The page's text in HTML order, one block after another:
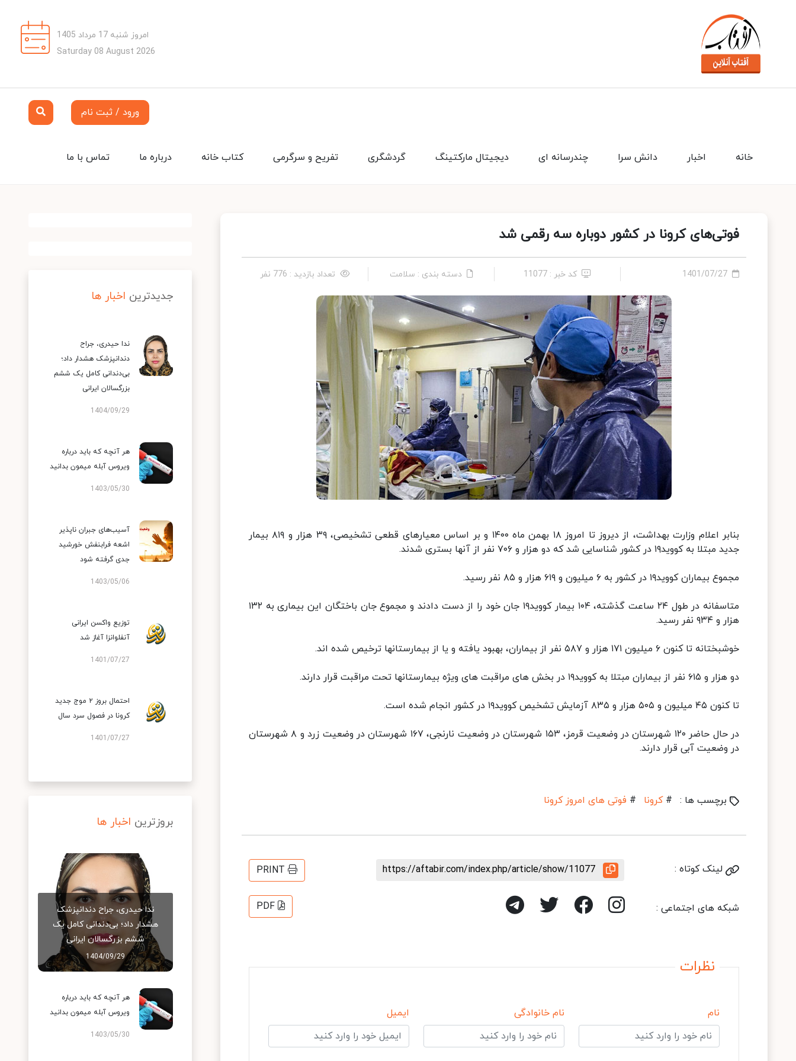
امروز شنبه 17 مرداد 1405
Saturday 08 August 2026
ورود / ثبت نام
تماس با ما درباره ما کتاب خانه تفریح و سرگرمی گردشگری دیجیتال مارکتینگ چندرسانه ای دانش سرا اخبار خانه
فوتی‌های کرونا در کشور دوباره سه رقمی شد
1401/07/27 کد خبر : 11077 دسته بندی : سلامت تعداد بازدید : 776 نفر
بنابر اعلام وزارت بهداشت، از دیروز تا امروز ۱۸ بهمن ماه ۱۴۰۰ و بر اساس معیارهای قطعی تشخیصی، ۳۹ هزار و ۸۱۹ بیمار
جدید مبتلا به کووید۱۹ در کشور شناسایی شد که دو هزار و ۷۰۶ نفر از آنها بستری شدند.
مجموع بیماران کووید۱۹ در کشور به ۶ میلیون و ۶۱۹ هزار و ۸۵ نفر رسید.
متاسفانه در طول ۲۴ ساعت گذشته، ۱۰۴ بیمار کووید۱۹ جان خود را از دست دادند و مجموع جان باختگان این بیماری به ۱۳۲
هزار و ۹۳۴ نفر رسید.
خوشبختانه تا کنون ۶ میلیون ۱۷۱ هزار و ۵۸۷ نفر از بیماران، بهبود یافته و یا از بیمارستانها ترخیص شده اند.
دو هزار و ۶۱۵ نفر از بیماران مبتلا به کووید۱۹ در بخش های مراقبت های ویژه بیمارستانها تحت مراقبت قرار دارند.
تا کنون ۴۵ میلیون و ۵۰۵ هزار و ۸۳۵ آزمایش تشخیص کووید۱۹ در کشور انجام شده است.
در حال حاضر ۱۲۰ شهرستان در وضعیت قرمز، ۱۵۳ شهرستان در وضعیت نارنجی، ۱۶۷ شهرستان در وضعیت زرد و ۸ شهرستان
در وضعیت آبی قرار دارند.
برچسب ها : # کرونا # فوتی های امروز کرونا
لینک کوتاه : https://aftabir.com/index.php/article/show/11077
PRINT
شبکه های اجتماعی : PDF
نظرات
نام نام خانوادگی ایمیل
جدیدترین اخبار ها
ندا حیدری، جراح
دندانپزشک هشدار داد؛
بی‌دندانی کامل یک ششم
بزرگسالان ایرانی
1404/09/29
هر آنچه که باید درباره
ویروس آبله میمون بدانید
1403/05/30
آسیب‌های جبران ناپذیر
اشعه فرابنفش خورشید
جدی گرفته شود
1403/05/06
توزیع واکسن ایرانی
آنفلوانزا آغاز شد
1401/07/27
احتمال بروز ۲ موج جدید
کرونا در فصول سرد سال
1401/07/27
بروزترین اخبار ها
ندا حیدری، جراح دندانپزشک
هشدار داد؛ بی‌دندانی کامل یک
ششم بزرگسالان ایرانی
1404/09/29
هر آنچه که باید درباره
ویروس آبله میمون بدانید
1403/05/30